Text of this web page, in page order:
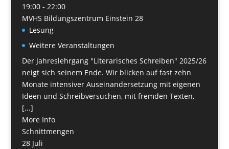
19:00 - 22:00
MVHS Bildungszentrum Einstein 28
Lesung
Weitere Veranstaltungen
Der Jahreslehrgang "Literarisches Schreiben" 2025/26
neigt sich seinem Ende. Wir blicken auf fast zehn
Monate intensiver Auseinandersetzung mit eigenen
Ideen und Schreibversuchen, mit fremden Texten,
[...]
More Info
Schnittmengen
28 Juli